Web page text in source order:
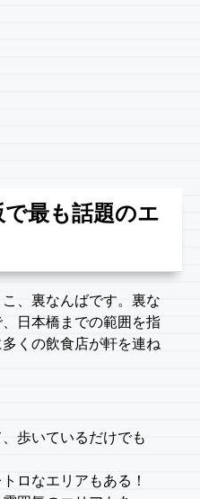
最も話題のエ
、裏なんばです。裏な
日本橋までの範囲を指
くの飲食店が軒を連ね
歩いているだけでも
ロなエリアもある！